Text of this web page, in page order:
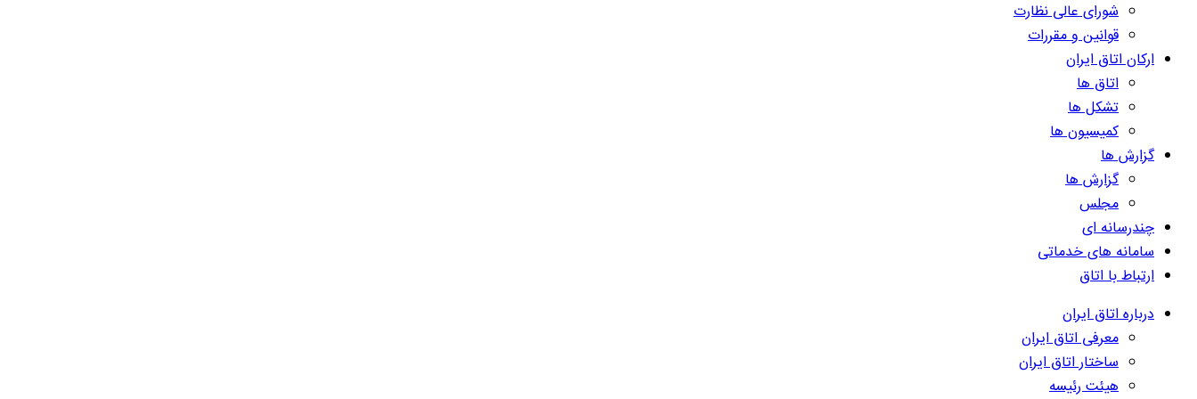
شورای عالی نظارت
قوانین و مقررات
ارکان اتاق ایران
اتاق ها
تشکل ها
کمیسیون ها
گزارش ها
گزارش ها
مجلس
چندرسانه ای
سامانه های خدماتی
ارتباط با اتاق
درباره اتاق ایران
معرفی اتاق ایران
ساختار اتاق ایران
هیئت رئیسه